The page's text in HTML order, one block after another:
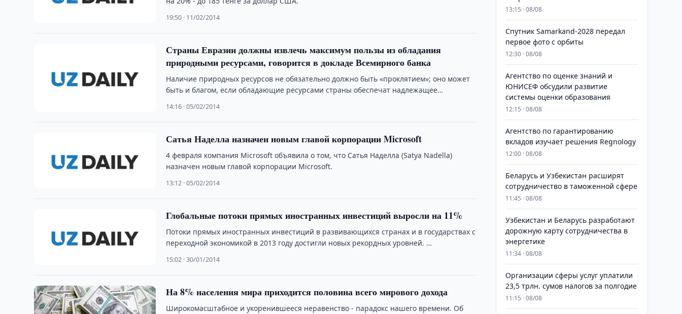
19:50 · 11/02/2014
Страны Евразии должны извлечь максимум пользы из обладания
природными ресурсами, говорится в докладе Всемирного банка
Наличие природных ресурсов не обязательно должно быть «проклятием»; оно может
быть и благом, если обладающие ресурсами страны обеспечат надлежащее
14:16 · 05/02/2014
Сатья Наделла назначен новым главой корпорации Microsoft
4 февраля компания Microsoft объявила о том, что Сатья Наделла (Satya Nadella)
назначен новым главой корпорации Microsoft.
13:12 · 05/02/2014
Глобальные потоки прямых иностранных инвестиций выросли на 11%
Потоки прямых иностранных инвестиций в развивающихся странах и в государствах с
переходной экономикой в 2013 году достигли новых рекордных уровней. …
15:02 · 30/01/2014
На 8% населения мира приходится половина всего мирового дохода
Широкомасштабное и укоренившееся неравенство - парадокс нашего времени. Об
13:15 · 08/08
Спутник Samarkand-2028 передал
первое фото с орбиты
12:30 · 08/08
Агентство по оценке знаний и
ЮНИСЕФ обсудили развитие
системы оценки образования
12:15 · 08/08
Агентство по гарантированию
вкладов изучает решения Regnology
12:00 · 08/08
Беларусь и Узбекистан расширят
сотрудничество в таможенной сфере
11:45 · 08/08
Узбекистан и Беларусь разработают
дорожную карту сотрудничества в
энергетике
11:34 · 08/08
Организации сферы услуг уплатили
23,5 трлн. сумов налогов за полгодие
11:15 · 08/08